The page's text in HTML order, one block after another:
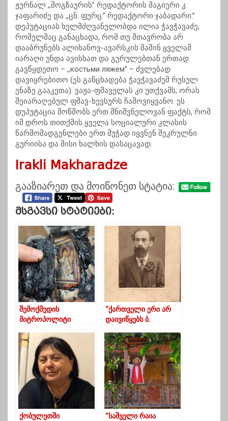
ჟურნალ ,,მოგზაურის” რედაქტორის მაგიერი კ.
ჯაფარიძე და ,,ცნ. ფურც.” რედაქტორი ჯაბადარი.”
დეპუტაციას ხელმძღვანელობდა ილია ჭავჭავაძე,
რომელმაც განაცხადა, რომ თუ მთავრობა არ
დააბრუნებს ალიხანოვ-ავარსკის მაშინ ყველამ
იარაღი უნდა ავისხათ და გურულებთან ერთად
გავწყდეთო – ,,костьми ляжем” – ძვლებად
დავიყრებითო (ეს განცხადება ჭავჭავაძემ რუსულ
ენაზე გააკეთა). ვაჟა-ფშაველას კი უთქვამს, ორას
შეიარაღებულ ფშავ-ხევსურს ჩამოვიყვანო. ეს
დუპუტაცია მოწმობს ერთ მნიშვნელოვან ფაქტს, რომ
იმ დროს თითქმის ყველა სოციალური კლასის
წარმომადგენლები ერთ მუჭად იყვნენ შეკრულნი
გურიისა და მისი ხალხის დასაცავად.
Irakli Makharadze
გააზიარეთ და მოიწონეთ სტატია:
Მსგავსი Სტატიები:
შემოქმედის
მიტროპოლიტი
გაჩენილ ხანძართან
დაკავშირებით,
განცხადებას
ავრცელებს
“ქართველი ერი არ
დაივიწყებს ბ.
მოღვაწეობას”
ქობულეთში
“საშველი რაია